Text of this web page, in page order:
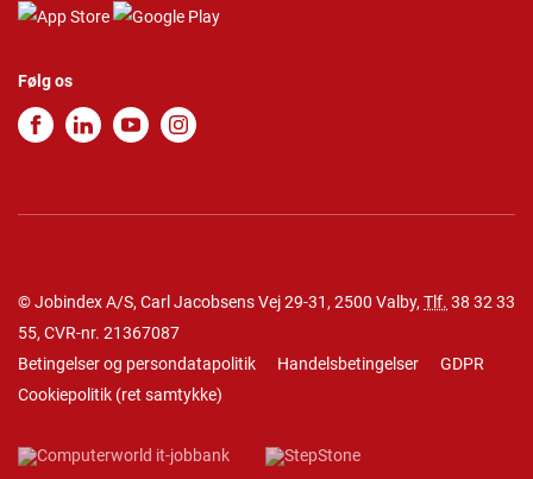
Følg os
© Jobindex A/S, Carl Jacobsens Vej 29-31, 2500 Valby, Tlf. 38 32 33
55, CVR-nr. 21367087
Betingelser og persondatapolitik
Handelsbetingelser
GDPR
Cookiepolitik (ret samtykke)